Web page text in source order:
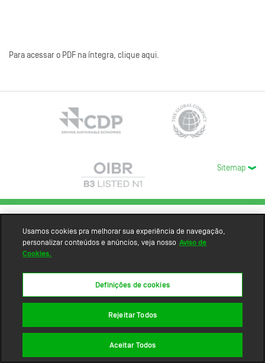
Para acessar o PDF na íntegra, clique aqui.
Sitemap
Usamos cookies pra melhorar sua experiência de navegação,
personalizar conteúdos e anúncios, veja nosso Aviso de
Cookies.
Definições de cookies
Rejeitar Todos
Aceitar Todos